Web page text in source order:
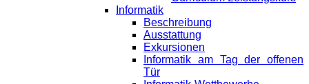
Informatik
Beschreibung
Ausstattung
Exkursionen
Informatik am Tag der offenen
Tür